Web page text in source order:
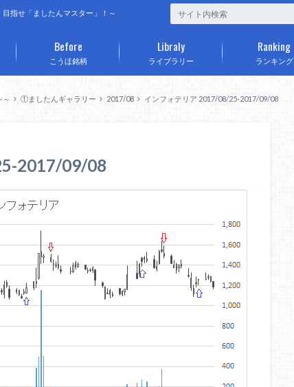
指せ「ましたんマスター」！～
こうほ銘柄
Before
ライブラリー
Libraly
ランキング
Ranking
①ましたんギャラリー 2017/08 インフォテリア 2017/08/25-2017/09/08
2017/09/08